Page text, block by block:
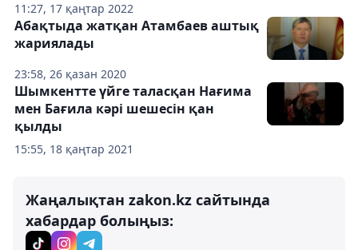
11:27, 17 қаңтар 2022
23:58, 26 қазан 2020
Абақтыда жатқан Атамбаев аштық
жариялады
15:55, 18 қаңтар 2021
Шымкентте үйге таласқан Нағима
мен Бағила кәрі шешесін қан
қылды
Жаңалықтан zakon.kz сайтында
хабардар болыңыз: